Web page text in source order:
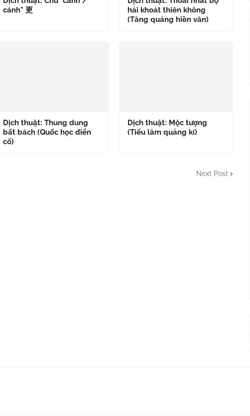
cánh" 更
hải khoát thiên không
(Tăng quảng hiền văn)
Dịch thuật: Thung dung
bất bách (Quốc học điển
cố)
Dịch thuật: Mộc tượng
(Tiếu lâm quảng kí)
Next Post